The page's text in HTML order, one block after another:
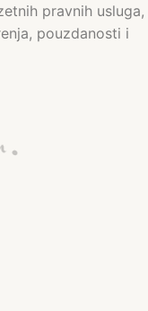
pravnih usluga,
pouzdanosti i